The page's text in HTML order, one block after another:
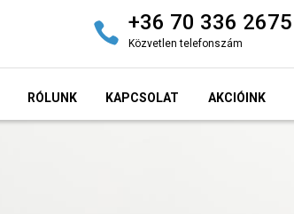
+36 70 336 2675
Közvetlen telefonszám
RÓLUNK KAPCSOLAT AKCIÓINK